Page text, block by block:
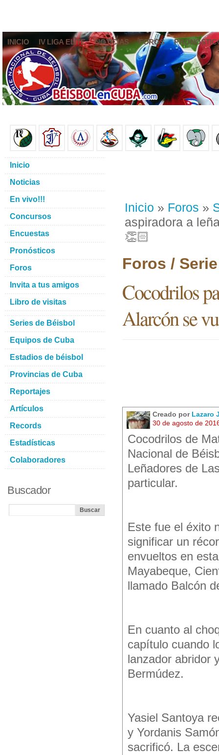
INICIO IV LIGA ELITE NOTICIAS FOROS
Inicio » Foros »
aspiradora a
👏🏻
Foros /
Cocodrilos
Alarcón se
Creado por Lazaro
30 de agosto de
Cocodrilos de
Nacional de
Leñadores de
particular.
Este fue el éxito
significar un
envueltos en
Mayabeque,
llamado Balcón
En cuanto al
capítulo cuando
lanzador abridor
Bermúdez.
Yasiel Santoya
y Yordanis
sacrificó. La
Inicio
Noticias
En vivo!!!
Concursos
Encuestas
Pronósticos
Foros
Invita a tus amigos
Libro de visitas
Series de Béisbol
Equipos de Cuba
Estadios de béisbol
Provincias de Cuba
Reportajes
Artículos
Records
Estadísticas
Colaboradores
Buscador